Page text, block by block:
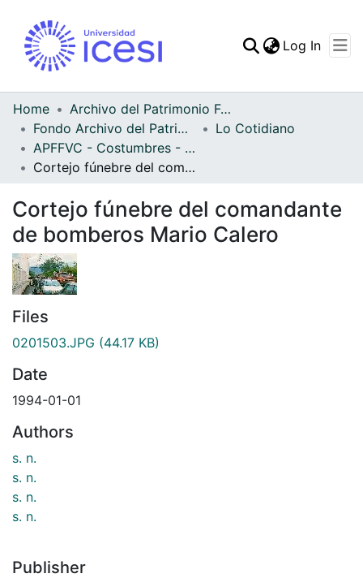
Statistics
Log In
Home
Archivo del Patrimonio Fotográfico y Fílmico del Valle del Cauca
Fondo Archivo del Patrimonio Fotográfico y Fílmico del Valle del Cauca
Lo Cotidiano
APFFVC - Costumbres - Patrimonial
Cortejo fúnebre del comandante de bomberos Mario Calero
Cortejo fúnebre del comandante
de bomberos Mario Calero
Files
0201503.JPG (44.17 KB)
Date
1994-01-01
Authors
s. n.
s. n.
s. n.
s. n.
Publisher